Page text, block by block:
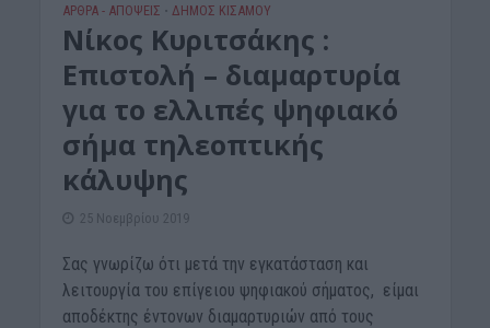
ΑΡΘΡΑ - ΑΠΟΨΕΙΣ • ΔΉΜΟΣ ΚΙΣΆΜΟΥ
Νίκος Κυριτσάκης :
Επιστολή – διαμαρτυρία
για το ελλιπές ψηφιακό
σήμα τηλεοπτικής
κάλυψης
25 Νοεμβρίου 2019
Σας γνωρίζω ότι μετά την εγκατάσταση και
λειτουργία του επίγειου ψηφιακού σήματος, είμαι
αποδέκτης έντονων διαμαρτυριών από τους